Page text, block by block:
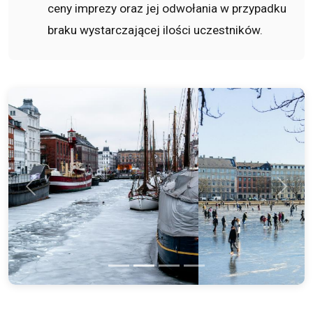
ceny imprezy oraz jej odwołania w przypadku
braku wystarczającej ilości uczestników.
Poprzednie